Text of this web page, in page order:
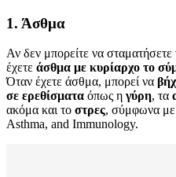
1. Άσθμα
Αν δεν μπορείτε να σταματήσετε
έχετε άσθμα με κυρίαρχο το
Όταν έχετε άσθμα, μπορεί να
σε ερεθίσματα όπως η γύρη, τα
ακόμα και το στρες, σύμφωνα
Asthma, and Immunology.